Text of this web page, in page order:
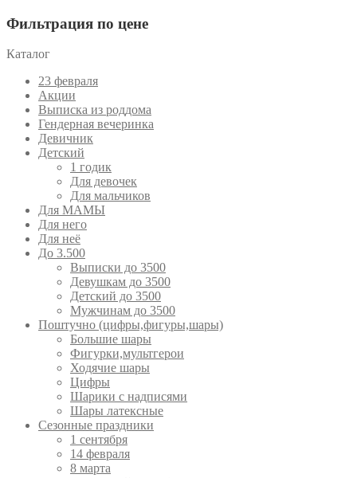
Фильтрация по цене
Каталог
23 февраля
Акции
Выписка из роддома
Гендерная вечеринка
Девичник
Детский
1 годик
Для девочек
Для мальчиков
Для МАМЫ
Для него
Для неё
До 3.500
Выписки до 3500
Девушкам до 3500
Детский до 3500
Мужчинам до 3500
Поштучно (цифры,фигуры,шары)
Большие шары
Фигурки,мультгерои
Ходячие шары
Цифры
Шарики с надписями
Шары латексные
Сезонные праздники
1 сентября
14 февраля
8 марта